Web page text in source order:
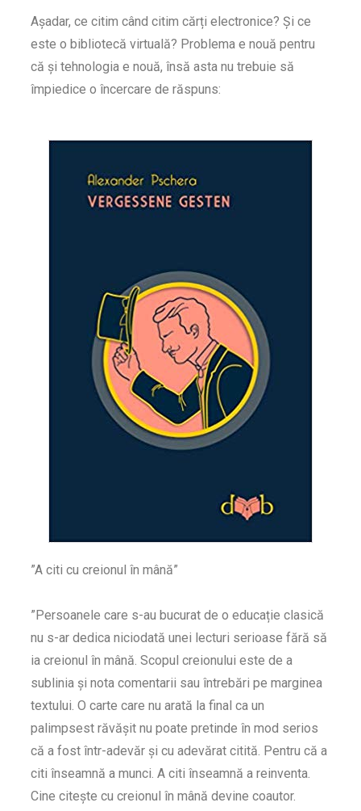
Așadar, ce citim când citim cărți electronice? Și ce
este o bibliotecă virtuală? Problema e nouă pentru
că și tehnologia e nouă, însă asta nu trebuie să
împiedice o încercare de răspuns:
”A citi cu creionul în mână”
”Persoanele care s-au bucurat de o educație clasică
nu s-ar dedica niciodată unei lecturi serioase fără să
ia creionul în mână. Scopul creionului este de a
sublinia și nota comentarii sau întrebări pe marginea
textului. O carte care nu arată la final ca un
palimpsest răvășit nu poate pretinde în mod serios
că a fost într-adevăr și cu adevărat citită. Pentru că a
citi înseamnă a munci. A citi înseamnă a reinventa.
Cine citește cu creionul în mână devine coautor.